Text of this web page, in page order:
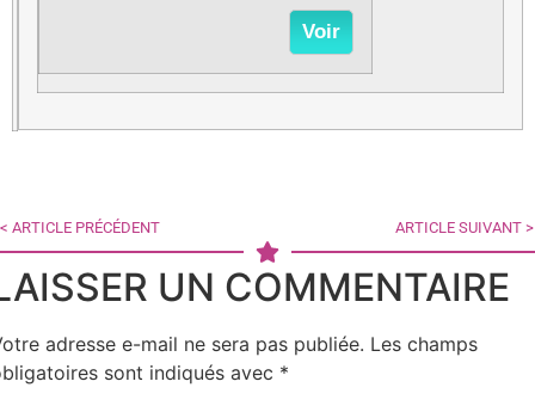
Voir
< ARTICLE PRÉCÉDENT ARTICLE SUIVANT >
UN COMMENTAIRE
adresse e-mail ne sera pas publiée. Les champs
sont indiqués avec *